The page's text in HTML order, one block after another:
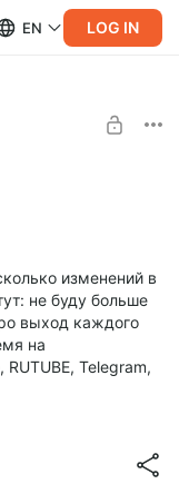
EN LOG IN
изменений в
не буду больше
выход каждого
на
Telegram,